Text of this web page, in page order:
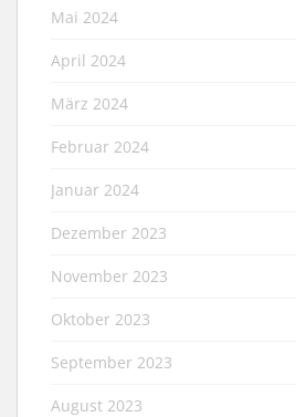
Mai 2024
April 2024
März 2024
Februar 2024
Januar 2024
Dezember 2023
November 2023
Oktober 2023
September 2023
August 2023